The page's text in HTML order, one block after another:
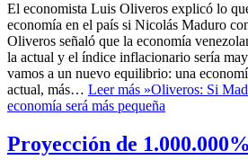
El economista Luis Oliveros explicó lo
economía en el país si Nicolás Maduro
Oliveros señaló que la economía
la actual y el índice inflacionario sería
vamos a un nuevo equilibrio: una
actual, más… Leer más »Oliveros: Si
economía será más pequeña
Proyección de